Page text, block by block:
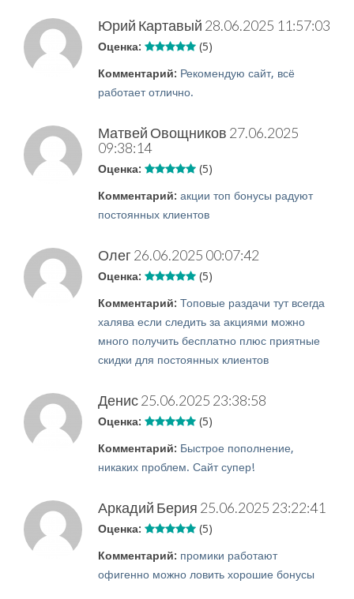
Юрий Картавый 28.06.2025 11:57:03
Оценка: (5)
Комментарий: Рекомендую сайт, всё
работает отлично.
Матвей Овощников 27.06.2025
09:38:14
Оценка: (5)
Комментарий: акции топ бонусы радуют
постоянных клиентов
Олег 26.06.2025 00:07:42
Оценка: (5)
Комментарий: Топовые раздачи тут всегда
халява если следить за акциями можно
много получить бесплатно плюс приятные
скидки для постоянных клиентов
Денис25.06.2025 23:38:58
Оценка: (5)
Комментарий: Быстрое пополнение,
никаких проблем. Сайт супер!
Аркадий Берия 25.06.2025 23:22:41
Оценка: (5)
Комментарий: промики работают
офигенно можно ловить хорошие бонусы